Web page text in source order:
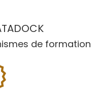
de formation